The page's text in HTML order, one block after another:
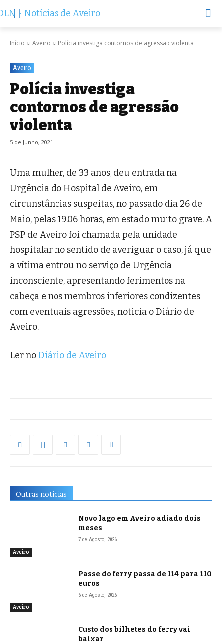
Início Aveiro Polícia investiga contornos de agressão violenta
Aveiro
Polícia investiga
contornos de agressão
violenta
5 de Junho, 2021
Uma mulher, de 33 anos, deu entrada na
Urgência do Hospital de Aveiro, em
circunstâncias suspeitas, no passado dia 26 de
Maio, pelas 19.06 horas, em estado muito grave. A
PSP de Aveiro foi chamada pela unidade
hospitalar no sentido de averiguar o caso, já que
a vítima entrou no serviço de Urgência
inconsciente, apresentando ferimentos na
cabeça e nos membros inferiores condizentes
com eventuais agressões, noticia o Diário de
Aveiro.
Ler noDiário de Aveiro
Outras notícias
Aveiro
Novo lago em Aveiro adiado dois
meses
7 de Agosto, 2026
Aveiro
Passe do ferry passa de 114 para 110
euros
6 de Agosto, 2026
Custo dos bilhetes do ferry vai
baixar